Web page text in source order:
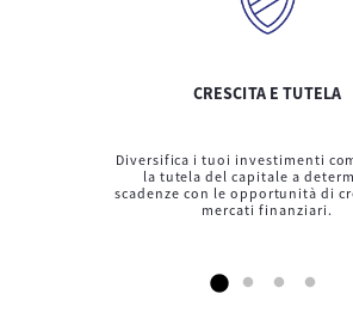
CRESCITA E TUTELA
Diversifica i tuoi investimenti
la tutela del capitale a
scadenze con le opportunità di
mercati finanziari.